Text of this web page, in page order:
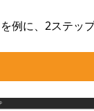
に、2ステッ